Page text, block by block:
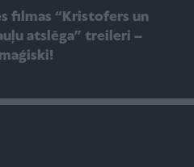
filmas “Kristofers un
atslēga” treileri –